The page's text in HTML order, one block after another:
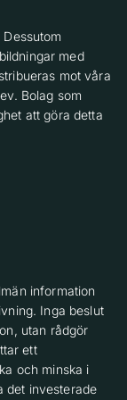
med
mot våra
Bolag som
att göra detta
information
Inga beslut
utan rådgör
ett
och minska i
det investerade